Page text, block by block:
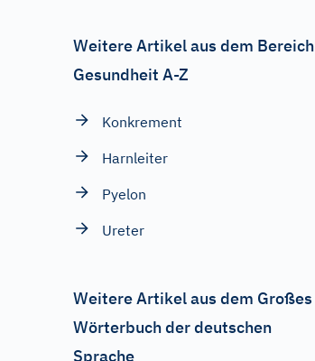
Weitere Artikel aus dem Bereich
Gesundheit A-Z
Konkrement
Harnleiter
Pyelon
Ureter
Weitere Artikel aus dem Großes
Wörterbuch der deutschen
Sprache